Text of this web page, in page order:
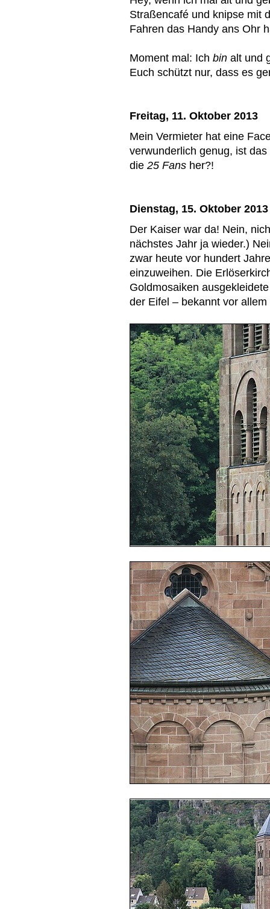
Straßencafé und knipse mit
Fahren das Handy ans Ohr
Moment mal: Ich bin alt und
Euch schützt nur, dass es
Freitag, 11. Oktober 2013
Mein Vermieter hat eine
verwunderlich genug, ist
die 25 Fans her?!
Dienstag, 15. Oktober 2013
Der Kaiser war da! Nein,
nächstes Jahr ja wieder.)
zwar heute vor hundert
einzuweihen. Die
Goldmosaiken
der Eifel – bekannt vor